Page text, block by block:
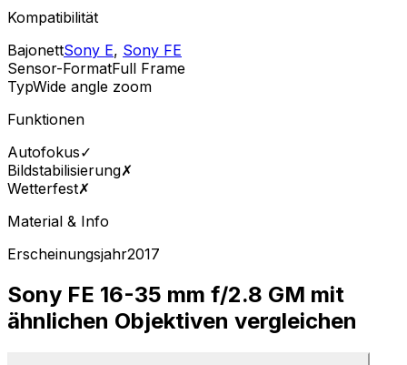
Kompatibilität
BajonettSony E, Sony FE
Sensor-FormatFull Frame
TypWide angle zoom
Funktionen
Autofokus✓
Bildstabilisierung✗
Wetterfest✗
Material & Info
Erscheinungsjahr2017
Sony FE 16-35 mm f/2.8 GM mit
ähnlichen Objektiven vergleichen